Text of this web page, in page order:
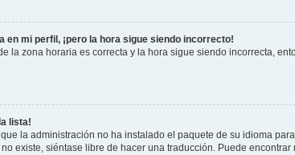
en mi perfil, ¡pero la hora sigue siendo incorrecto!
la zona horaria es correcta y la hora sigue siendo incorrecta,
lista!
la administración no ha instalado el paquete de su idioma
existe, siéntase libre de hacer una traducción. Puede